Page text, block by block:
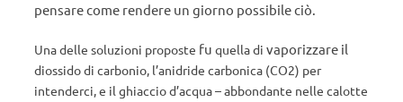
pensare come rendere un giorno possibileciò.
Una delle soluzioni proposte fu quella di vaporizzare il
diossido di carbonio, l’anidride carbonica (CO2) per
intenderci, e il ghiaccio d’acqua – abbondante nelle calotte